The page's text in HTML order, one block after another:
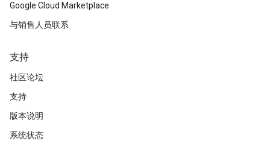
Google Cloud Marketplace
与销售人员联系
支持
社区论坛
支持
版本说明
系统状态